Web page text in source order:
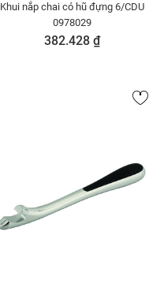
Khui nắp chai có hũ đựng 6/CDU
0978029
382.428 ₫